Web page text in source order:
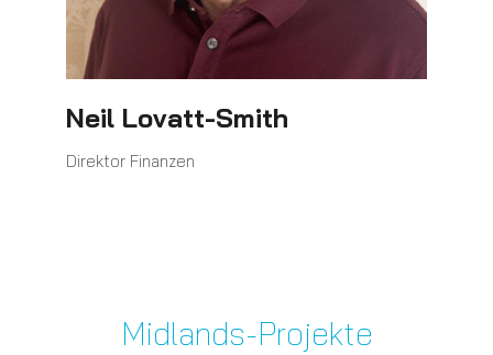
Neil Lovatt-Smith
Direktor Finanzen
Midlands-Projekte